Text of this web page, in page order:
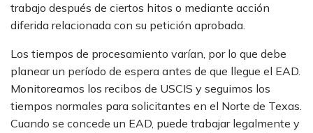
trabajo después de ciertos hitos o mediante acción
diferida relacionada con su petición aprobada.
Los tiempos de procesamiento varían, por lo que debe
planear un período de espera antes de que llegue el EAD.
Monitoreamos los recibos de USCIS y seguimos los
tiempos normales para solicitantes en el Norte de Texas.
Cuando se concede un EAD, puede trabajar legalmente y